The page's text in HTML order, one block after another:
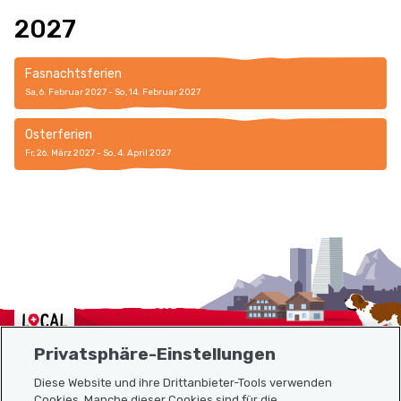
2027
Fasnachtsferien
Sa, 6. Februar 2027 - So, 14. Februar 2027
Osterferien
Fr, 26. März 2027 - So, 4. April 2027
Localcities
Privatsphäre-Einstellungen
Diese Website und ihre Drittanbieter-Tools verwenden